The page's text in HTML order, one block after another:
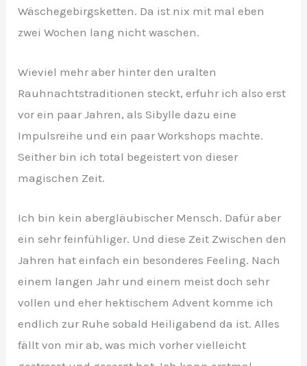
Wäschegebirgsketten. Da ist nix mit mal eben
zwei Wochen lang nicht waschen.
Wieviel mehr aber hinter den uralten
Rauhnachtstraditionen steckt, erfuhr ich also erst
vor ein paar Jahren, als Sibylle dazu eine
Impulsreihe und ein paar Workshops machte.
Seither bin ich total begeistert von dieser
magischen Zeit.
Ich bin kein abergläubischer Mensch. Dafür aber
ein sehr feinfühliger. Und diese Zeit Zwischen den
Jahren hat einfach ein besonderes Feeling. Nach
einem langen Jahr und einem meist doch sehr
vollen und eher hektischem Advent komme ich
endlich zur Ruhe sobald Heiligabend da ist. Alles
fällt von mir ab, was mich vorher vielleicht